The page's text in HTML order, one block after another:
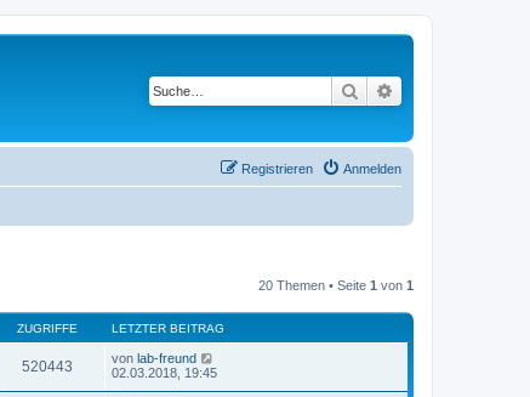
Suche
Anmelden
Registrieren
20 Themen • Seite 1 von 1
ZUGRIFFE LETZTER BEITRAG
520443 von lab-freund
02.03.2018, 19:45